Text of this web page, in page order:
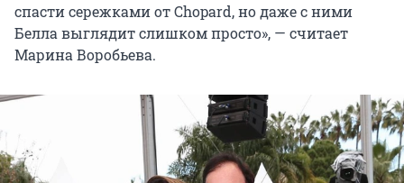
спасти сережками от Chopard, но даже с ними
Белла выглядит слишком просто», — считает
Марина Воробьева.